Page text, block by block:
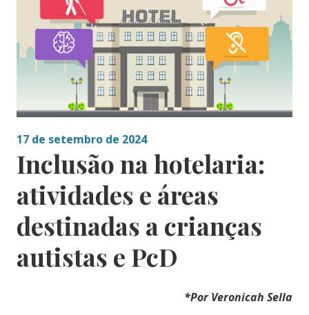
17 de setembro de 2024
Inclusão na hotelaria:
atividades e áreas
destinadas a crianças
autistas e PcD
*Por Veronicah Sella